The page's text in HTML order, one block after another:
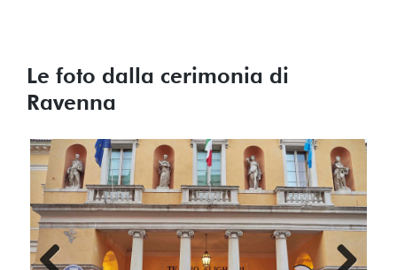
Le foto dalla cerimonia di
Ravenna